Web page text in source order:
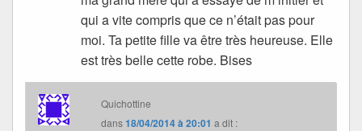
qui a vite compris que ce n’était pas pour
moi. Ta petite fille va être très heureuse. Elle
est très belle cette robe. Bises
Quichottine
dans18/04/2014 à 20:01 a dit :